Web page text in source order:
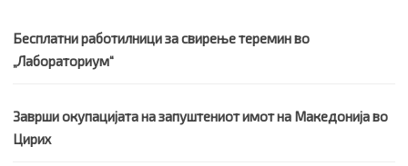
Бесплатни работилници за свирење теремин во
„Лабораториум“
Заврши окупацијата на запуштениот имот на Македонија во
Цирих